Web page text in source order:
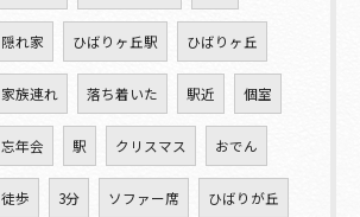
隠れ家 ひばりヶ丘駅 ひばりヶ丘
家族連れ 落ち着いた 駅近 個室
忘年会 駅 クリスマス おでん
徒歩 3分 ソファー席 ひばりが丘